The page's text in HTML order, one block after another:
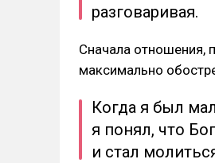
разговаривая.
Сначала отношения,
максимально
Когда я был
я понял, что
и стал